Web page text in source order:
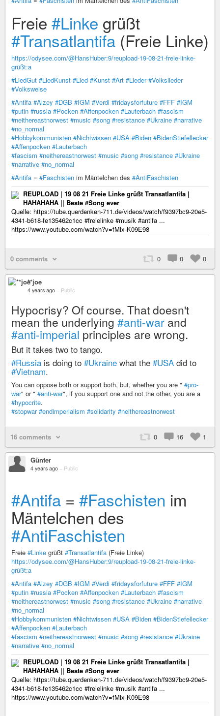
Freie #Linke grüßt
#Transatlantifa (Freie Linke)
https://odysee.com/@HansHuber:9/reupload-19-08-21-freie-linke-
grüßt:a
#LiedGut #LiedKunst #Lied #Kunst #Art #Lieder #Volkslieder
#Volksweise
#Antifa #Alzey #DGB #IGM #Verdi #fridaysforfuture #FFF #IGM
#putin #russia #Pocken #Affenpocken #Lauterbach #fascism
#neithereastnorwest #music #song #resistance #Ukraine #narrative
#no_normal
#Hobbykommunisten #Nichtwissen #USA #Biden #BidenStiefellecker
#Affenpocken #Lauterbach
#fascism #neithereastnorwest #music #song #resistance #Ukraine
#narrative #no_normal
#Antifa = #Faschisten im Mäntelchen des #AntiFaschisten
REUPLOAD | 19 08 21 Freie Linke grüßt Transatlantifa |
HAHAHAHA || Beste #Song ever
Quelle: https://tube.querdenken-711.de/videos/watch/f9397bc9-20e5-
4341-b618-fe135462c1cc #freielinke #musik #antifa ...
https://www.youtube.com/watch?v=fMlx-K09E98
0 comments 0 0 0
**joe
4 years ago – Public
Hypocrisy? Of course. That doesn't
mean the underlying #anti-war and
#anti-imperial principles are wrong.
But it takes two to tango.
#Russia is doing to #Ukraine what the #USA did to
#Vietnam.
You can oppose both or support both, but, whether you are " #pro-
war" or " #anti-war", if you support one and not the other, you are a
#hypocrite.
#stopwar #endimperialism #solidarity #neithereastnorwest
16 comments 0 16 1
Günter
4 years ago – Public
#Antifa = #Faschisten im
Mäntelchen des
#AntiFaschisten
Freie #Linke grüßt #Transatlantifa (Freie Linke)
https://odysee.com/@HansHuber:9/reupload-19-08-21-freie-linke-
grüßt:a
#Antifa #Alzey #DGB #IGM #Verdi #fridaysforfuture #FFF #IGM
#putin #russia #Pocken #Affenpocken #Lauterbach #fascism
#neithereastnorwest #music #song #resistance #Ukraine #narrative
#no_normal
#Hobbykommunisten #Nichtwissen #USA #Biden #BidenStiefellecker
#Affenpocken #Lauterbach
#fascism #neithereastnorwest #music #song #resistance #Ukraine
#narrative #no_normal
REUPLOAD | 19 08 21 Freie Linke grüßt Transatlantifa |
HAHAHAHA || Beste #Song ever
Quelle: https://tube.querdenken-711.de/videos/watch/f9397bc9-20e5-
4341-b618-fe135462c1cc #freielinke #musik #antifa ...
https://www.youtube.com/watch?v=fMlx-K09E98